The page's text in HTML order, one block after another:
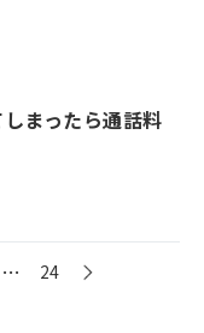
まったら通話料
… 24